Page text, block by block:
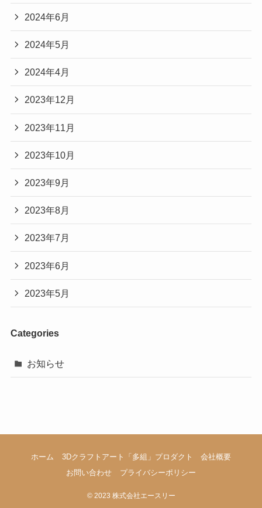
2024年6月
2024年5月
2024年4月
2023年12月
2023年11月
2023年10月
2023年9月
2023年8月
2023年7月
2023年6月
2023年5月
Categories
お知らせ
ホーム 3Dクラフトアート「多組」プロダクト
会社概要
お問い合わせ
プライバシーポリシー
©2023 株式会社エースリー